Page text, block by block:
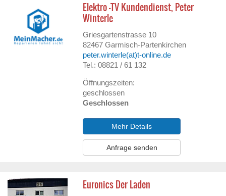
Elektro -TV Kundendienst, Peter
Winterle
Griesgartenstrasse 10
82467 Garmisch-Partenkirchen
peter.winterle(at)t-online.de
Tel.: 08821 / 61 132
Öffnungszeiten:
geschlossen
Geschlossen
Mehr Details
Anfrage senden
Euronics Der Laden